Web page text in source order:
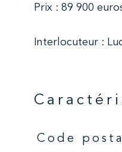
Prix : 89 900
Interlocuteur :
Caractéristiques
Code